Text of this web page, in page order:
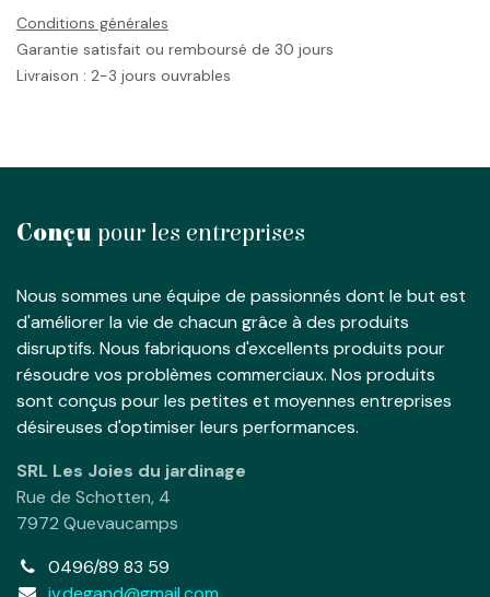
Conditions générales
Garantie satisfait ou remboursé de 30 jours
Livraison : 2-3 jours ouvrables
Conçu pour les entreprises
Nous sommes une équipe de passionnés dont le but est
d'améliorer la vie de chacun grâce à des produits
disruptifs. Nous fabriquons d'excellents produits pour
résoudre vos problèmes commerciaux. Nos produits
sont conçus pour les petites et moyennes entreprises
désireuses d'optimiser leurs performances.
SRL Les Joies du jardinage
Rue de Schotten, 4
7972 Quevaucamps
0496/89 83 59